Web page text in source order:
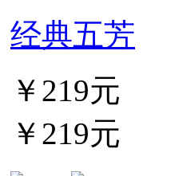
经典五芳
￥219元
￥219元